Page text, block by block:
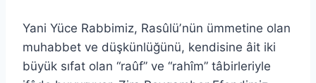
Yani Yüce Rabbimiz, Rasûlüʼnün ümmetine olan
muhabbet ve düşkünlüğünü, kendisine âit iki
büyük sıfat olan “raûf” ve “rahîm” tâbirleriyle